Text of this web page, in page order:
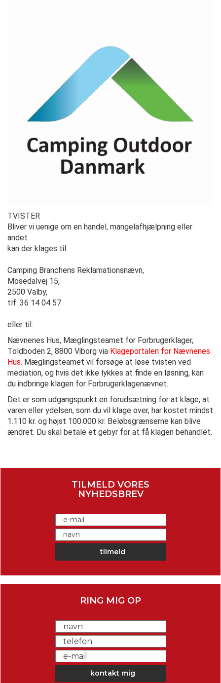
TVISTER
Bliver vi uenige om en handel, mangelafhjælpning eller
andet.
kan der klages til:
Camping Branchens Reklamationsnævn,
Mosedalvej 15,
2500 Valby,
tlf. 36 14 04 57
eller til:
Nævnenes Hus, Mæglingsteamet for Forbrugerklager,
Toldboden 2, 8800 Viborg via Klageportalen for Nævnenes
Hus. Mæglingsteamet vil forsøge at løse tvisten ved
mediation, og hvis det ikke lykkes at finde en løsning, kan
du indbringe klagen for Forbrugerklagenævnet.
Det er som udgangspunkt en forudsætning for at klage, at
varen eller ydelsen, som du vil klage over, har kostet mindst
1.110 kr. og højst 100.000 kr. Beløbsgrænserne kan blive
ændret. Du skal betale et gebyr for at få klagen behandlet.
TILMELD VORES
NYHEDSBREV
RING MIG OP